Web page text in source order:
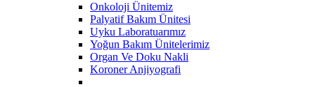
Onkoloji Ünitemiz
Palyatif Bakım Ünitesi
Uyku Laboratuarımız
Yoğun Bakım Ünitelerimiz
Organ Ve Doku Nakli
Koroner Anjiyografi